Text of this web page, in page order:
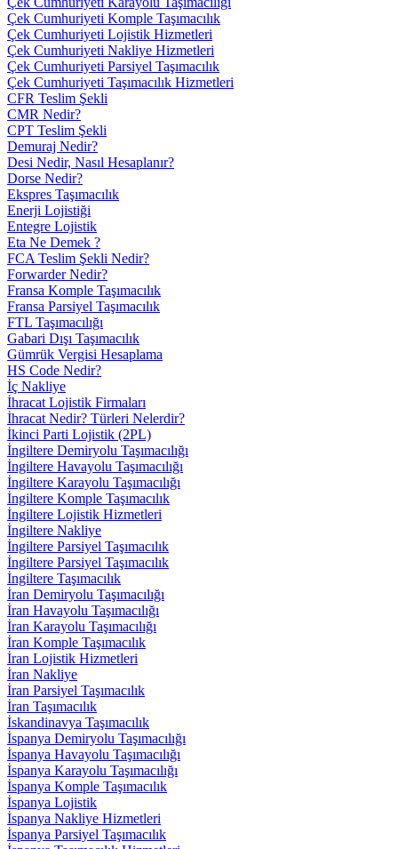
Çek Cumhuriyeti Komple Taşımacılık
Çek Cumhuriyeti Lojistik Hizmetleri
Çek Cumhuriyeti Nakliye Hizmetleri
Çek Cumhuriyeti Parsiyel Taşımacılık
Çek Cumhuriyeti Taşımacılık Hizmetleri
CFR Teslim Şekli
CMR Nedir?
CPT Teslim Şekli
Demuraj Nedir?
Desi Nedir, Nasıl Hesaplanır?
Dorse Nedir?
Ekspres Taşımacılık
Enerji Lojistiği
Entegre Lojistik
Eta Ne Demek ?
FCA Teslim Şekli Nedir?
Forwarder Nedir?
Fransa Komple Taşımacılık
Fransa Parsiyel Taşımacılık
FTL Taşımacılığı
Gabari Dışı Taşımacılık
Gümrük Vergisi Hesaplama
HS Code Nedir?
İç Nakliye
İhracat Lojistik Firmaları
İhracat Nedir? Türleri Nelerdir?
İkinci Parti Lojistik (2PL)
İngiltere Demiryolu Taşımacılığı
İngiltere Havayolu Taşımacılığı
İngiltere Karayolu Taşımacılığı
İngiltere Komple Taşımacılık
İngiltere Lojistik Hizmetleri
İngiltere Nakliye
İngiltere Parsiyel Taşımacılık
İngiltere Parsiyel Taşımacılık
İngiltere Taşımacılık
İran Demiryolu Taşımacılığı
İran Havayolu Taşımacılığı
İran Karayolu Taşımacılığı
İran Komple Taşımacılık
İran Lojistik Hizmetleri
İran Nakliye
İran Parsiyel Taşımacılık
İran Taşımacılık
İskandinavya Taşımacılık
İspanya Demiryolu Taşımacılığı
İspanya Havayolu Taşımacılığı
İspanya Karayolu Taşımacılığı
İspanya Komple Taşımacılık
İspanya Lojistik
İspanya Nakliye Hizmetleri
İspanya Parsiyel Taşımacılık